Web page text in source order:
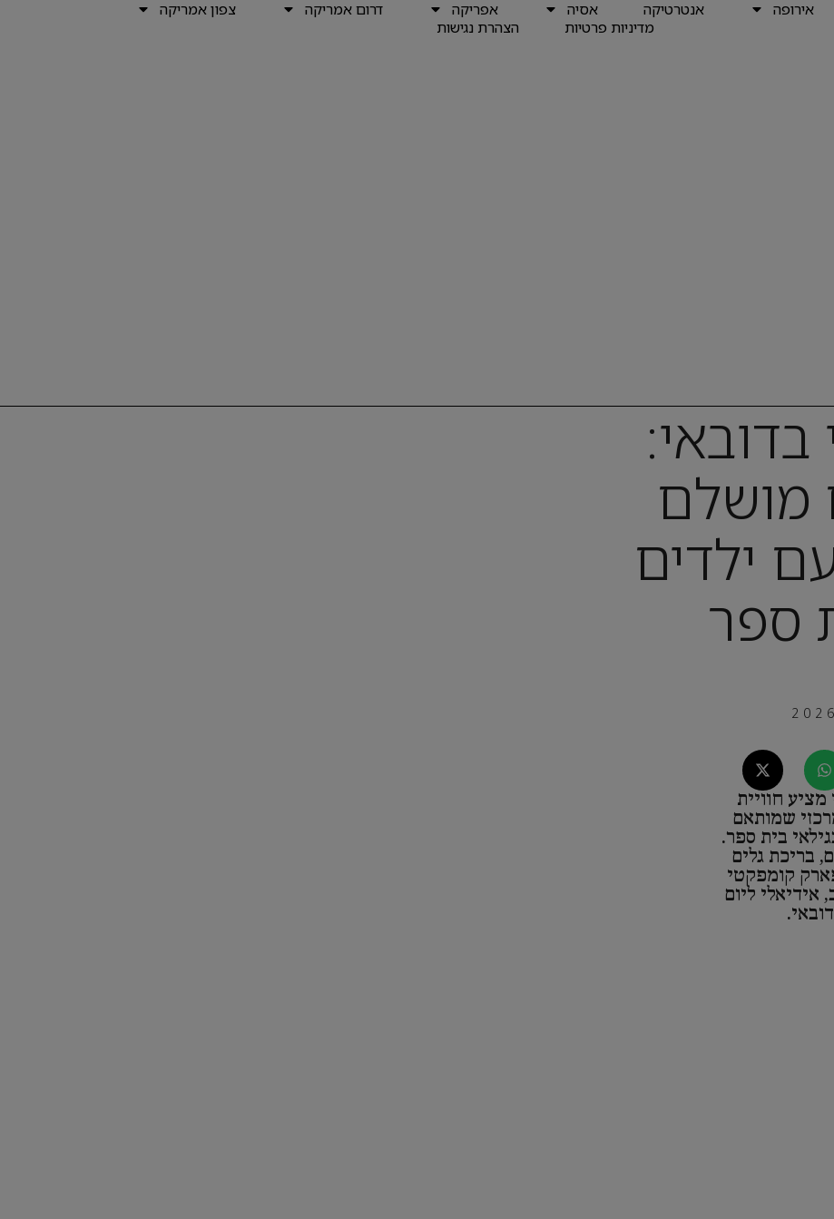
אירופה אנטרטיקה אסיה אפריקה דרום אמריקה
צפון אמריקה
מדיניות פרטיות
הצהרת נגישות
בדובאי:
מושלם
ילדים
ספר
מציע חוויית
שמותאם
בית ספר.
בריכת גלים
פארק קומפקטי
אידיאלי ליום